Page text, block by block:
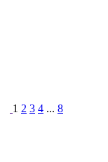
1 2 3 4 ... 8